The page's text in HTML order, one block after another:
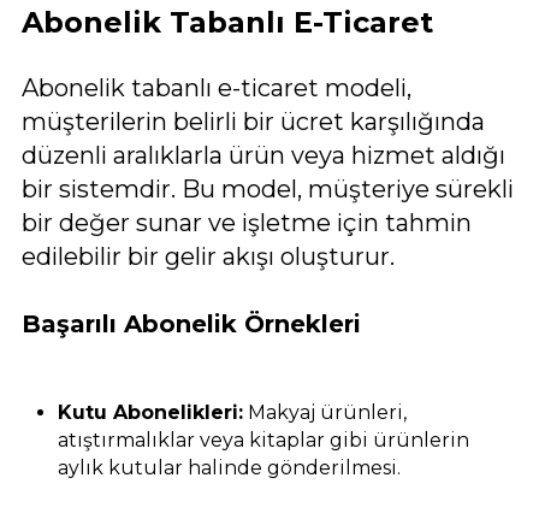
Abonelik Tabanlı E-Ticaret
Abonelik tabanlı e-ticaret modeli,
müşterilerin belirli bir ücret karşılığında
düzenli aralıklarla ürün veya hizmet aldığı
bir sistemdir. Bu model, müşteriye sürekli
bir değer sunar ve işletme için tahmin
edilebilir bir gelir akışı oluşturur.
Başarılı Abonelik Örnekleri
Kutu Abonelikleri: Makyaj ürünleri,
atıştırmalıklar veya kitaplar gibi ürünlerin
aylık kutular halinde gönderilmesi.